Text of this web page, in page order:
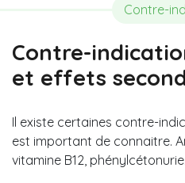
Contre-
Contre-
et effets
Il existe certaines contre-
est important de connaitre.
vitamine B12,